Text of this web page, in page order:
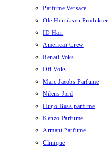
Parfume Versace
Ole Henriksen Produkter
ID Hair
American Crew
Renati Voks
Dfi Voks
Marc Jacobs Parfume
Nilens Jord
Hugo Boss parfume
Kenzo Parfume
Armani Parfume
Clinique